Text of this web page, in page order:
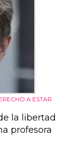
A ESTAR
la libertad
profesora